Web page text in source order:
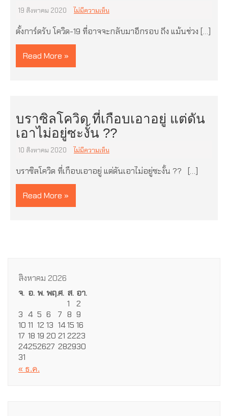
19 สิงหาคม 2020 ไม่มีความเห็น
ตั้งการ์ดรับ โควิด-19 ที่อาจจะกลับมาอีกรอบ ถึง แม้นช่วง […]
Read More »
บราซิลโควิด ที่เกือบเอาอยู่ แต่ดัน
เอาไม่อยู่ซะงั้น ??
10 สิงหาคม 2020 ไม่มีความเห็น
บราซิลโควิด ที่เกือบเอาอยู่ แต่ดันเอาไม่อยู่ซะงั้น ?? […]
Read More »
สิงหาคม 2026
จ. อ. พ.พฤ.ศ. ส. อา.
1
2
3 4 5 6 7 8 9
10 11 12 13 1415 16
17 18 19 20 21 2223
24252627 282930
31
« ธ.ค.